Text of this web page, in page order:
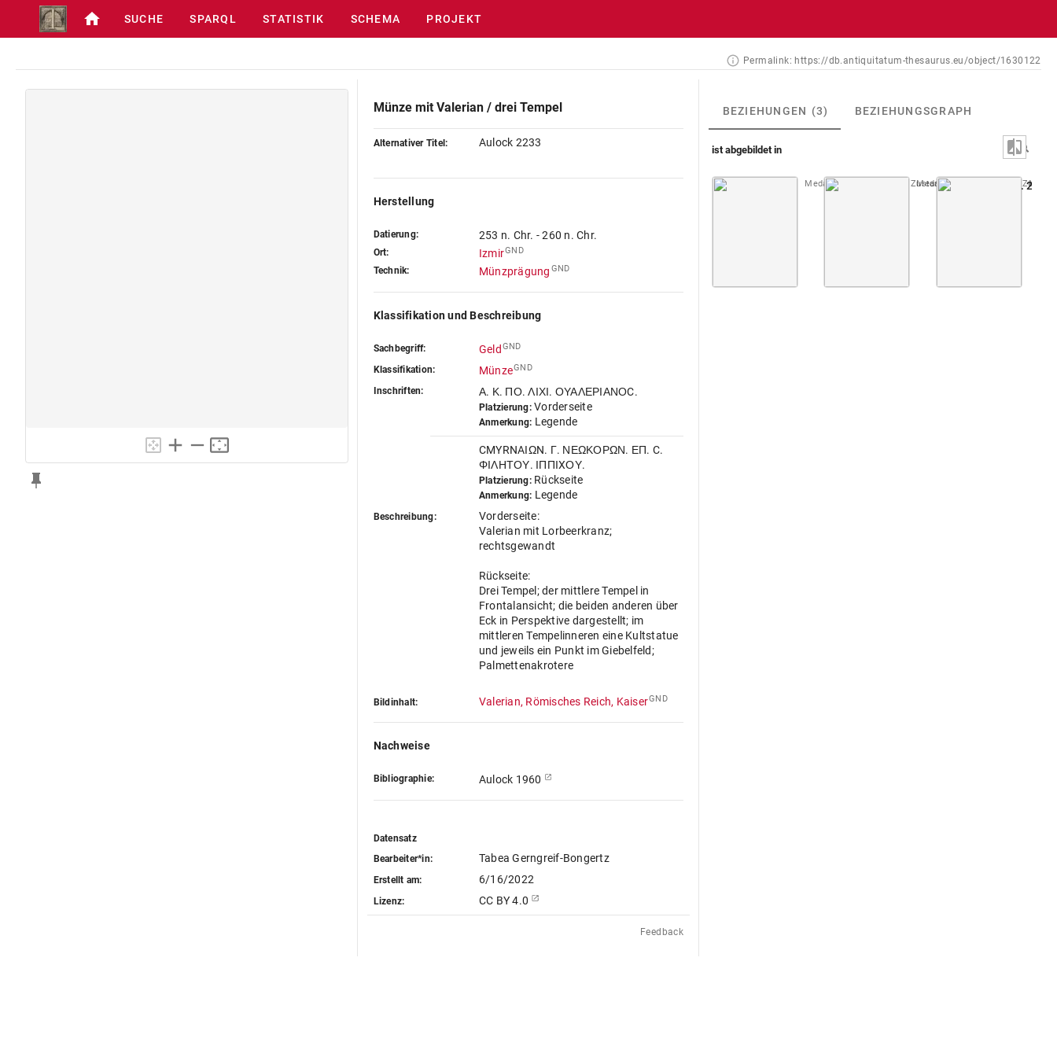
SUCHE SPARQL STATISTIK SCHEMA PROJEKT
Permalink: https://db.antiquitatum-thesaurus.eu/object/1630122
Münze mit Valerian / drei Tempel
Alternativer Titel: Aulock 2233
Herstellung
Datierung: 253 n. Chr. - 260 n. Chr.
Ort: IzmirGND
Technik: Münzprägung GND
Klassifikation und Beschreibung
Sachbegriff: Geld GND
Klassifikation: MünzeGND
Inschriften: Α. Κ. ΠΟ. ΛΙΧΙ. ΟΥΑΛΕΡΙΑΝΟC.
Platzierung:Vorderseite
Anmerkung: Legende
CMYRNAIΩN. Γ. ΝΕΩΚΟΡΩΝ. ΕΠ. C.
ΦΙΛΗΤΟΥ. ΙΠΠΙXΟΥ.
Platzierung:Rückseite
Anmerkung: Legende
Beschreibung:
Vorderseite:
Valerian mit Lorbeerkranz;
rechtsgewandt
Rückseite:
Drei Tempel; der mittlere Tempel in
Frontalansicht; die beiden anderen über
Eck in Perspektive dargestellt; im
mittleren Tempelinneren eine Kultstatue
und jeweils ein Punkt im Giebelfeld;
Palmettenakrotere
Bildinhalt: Valerian, Römisches Reich, KaiserGND
Nachweise
Bibliographie: Aulock 1960
Datensatz
Bearbeiter*in:
Tabea Gerngreif-Bongertz
Erstellt am: 6/16/2022
Lizenz: CC BY 4.0
Feedback
BEZIEHUNGEN (3) BEZIEHUNGSGRAPH
ist abgebildet in
Medaillons du Roi s.d. [1. Zustand] Abb.
Medaillons du Roi s.d. [2.